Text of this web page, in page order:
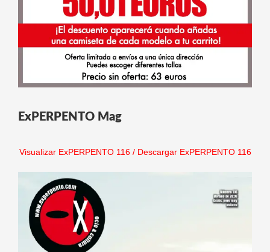
ExPERPENTO Mag
Visualizar ExPERPENTO 116/ Descargar ExPERPENTO 116